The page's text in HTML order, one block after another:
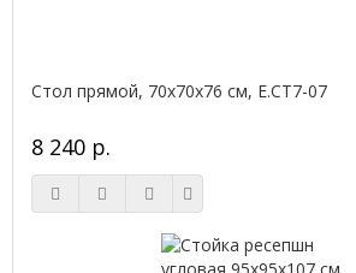
Стол прямой, 70x70x76 см, Е.СТ7-07
8 240 р.